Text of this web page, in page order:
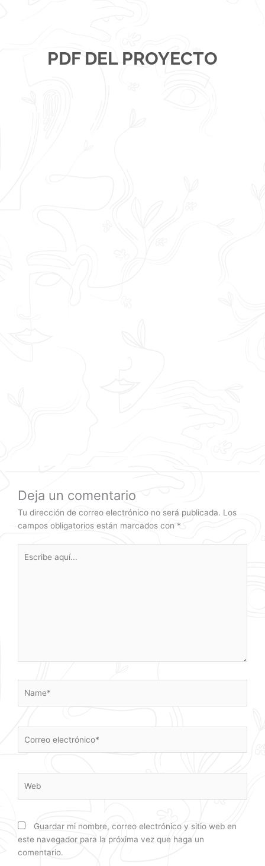
PDF DEL PROYECTO
Deja un comentario
Tu dirección de correo electrónico no será publicada. Los
campos obligatorios están marcados con *
aquí...
electrónico*
Guardar mi nombre, correo electrónico y sitio web en
este navegador para la próxima vez que haga un
comentario.